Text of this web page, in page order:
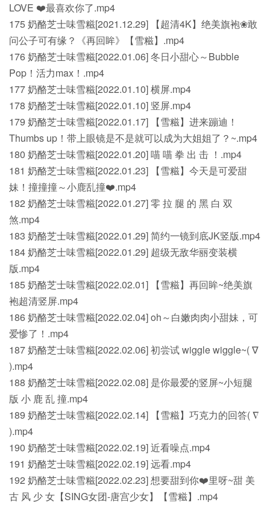
LOVE ❤️最喜欢你了.mp4
175 奶酪芝士味雪糍[2021.12.29] 【超清4K】绝美旗袍❀敢
问公子可有缘？《再回眸》【雪糍】.mp4
176 奶酪芝士味雪糍[2022.01.06] 冬日小甜心～Bubble
Pop！活力max！.mp4
177 奶酪芝士味雪糍[2022.01.10] 横屏.mp4
178 奶酪芝士味雪糍[2022.01.10] 竖屏.mp4
179 奶酪芝士味雪糍[2022.01.17] 【雪糍】进来蹦迪！
Thumbs up！带上眼镜是不是就可以成为大姐姐了？~.mp4
180 奶酪芝士味雪糍[2022.01.20] 喵 喵 拳 出 击 ！.mp4
181 奶酪芝士味雪糍[2022.01.23] 【雪糍】今天是可爱甜
妹！撞撞撞～小鹿乱撞❤️.mp4
182 奶酪芝士味雪糍[2022.01.27] 零 拉 腿 的 黑 白 双
煞.mp4
183 奶酪芝士味雪糍[2022.01.29] 简约一镜到底JK竖版.mp4
184 奶酪芝士味雪糍[2022.01.29] 超级无敌华丽变装横
版.mp4
185 奶酪芝士味雪糍[2022.02.01] 【雪糍】再回眸~绝美旗
袍超清竖屏.mp4
186 奶酪芝士味雪糍[2022.02.04] oh～白嫩肉肉小甜妹，可
爱惨了！.mp4
187 奶酪芝士味雪糍[2022.02.06] 初尝试 wiggle wiggle~( ∇
).mp4
188 奶酪芝士味雪糍[2022.02.08] 是你最爱的竖屏~小短腿
版 小 鹿 乱 撞.mp4
189 奶酪芝士味雪糍[2022.02.14] 【雪糍】巧克力的回答( ∇
).mp4
190 奶酪芝士味雪糍[2022.02.19] 近看噪点.mp4
191 奶酪芝士味雪糍[2022.02.19] 远看.mp4
192 奶酪芝士味雪糍[2022.02.23] 想要甜到你❤️里呀~甜 美
古 风 少 女【SING女团-唐宫少女】【雪糍】.mp4